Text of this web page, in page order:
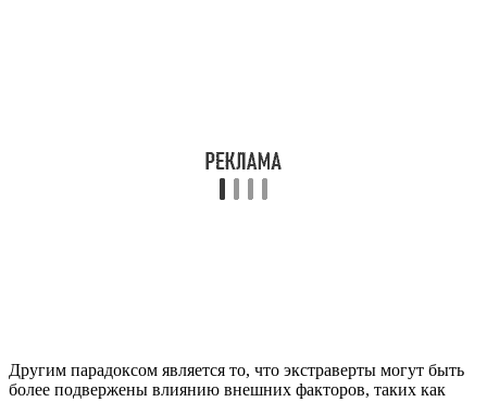
Другим парадоксом является то, что экстраверты могут быть
более подвержены влиянию внешних факторов, таких как